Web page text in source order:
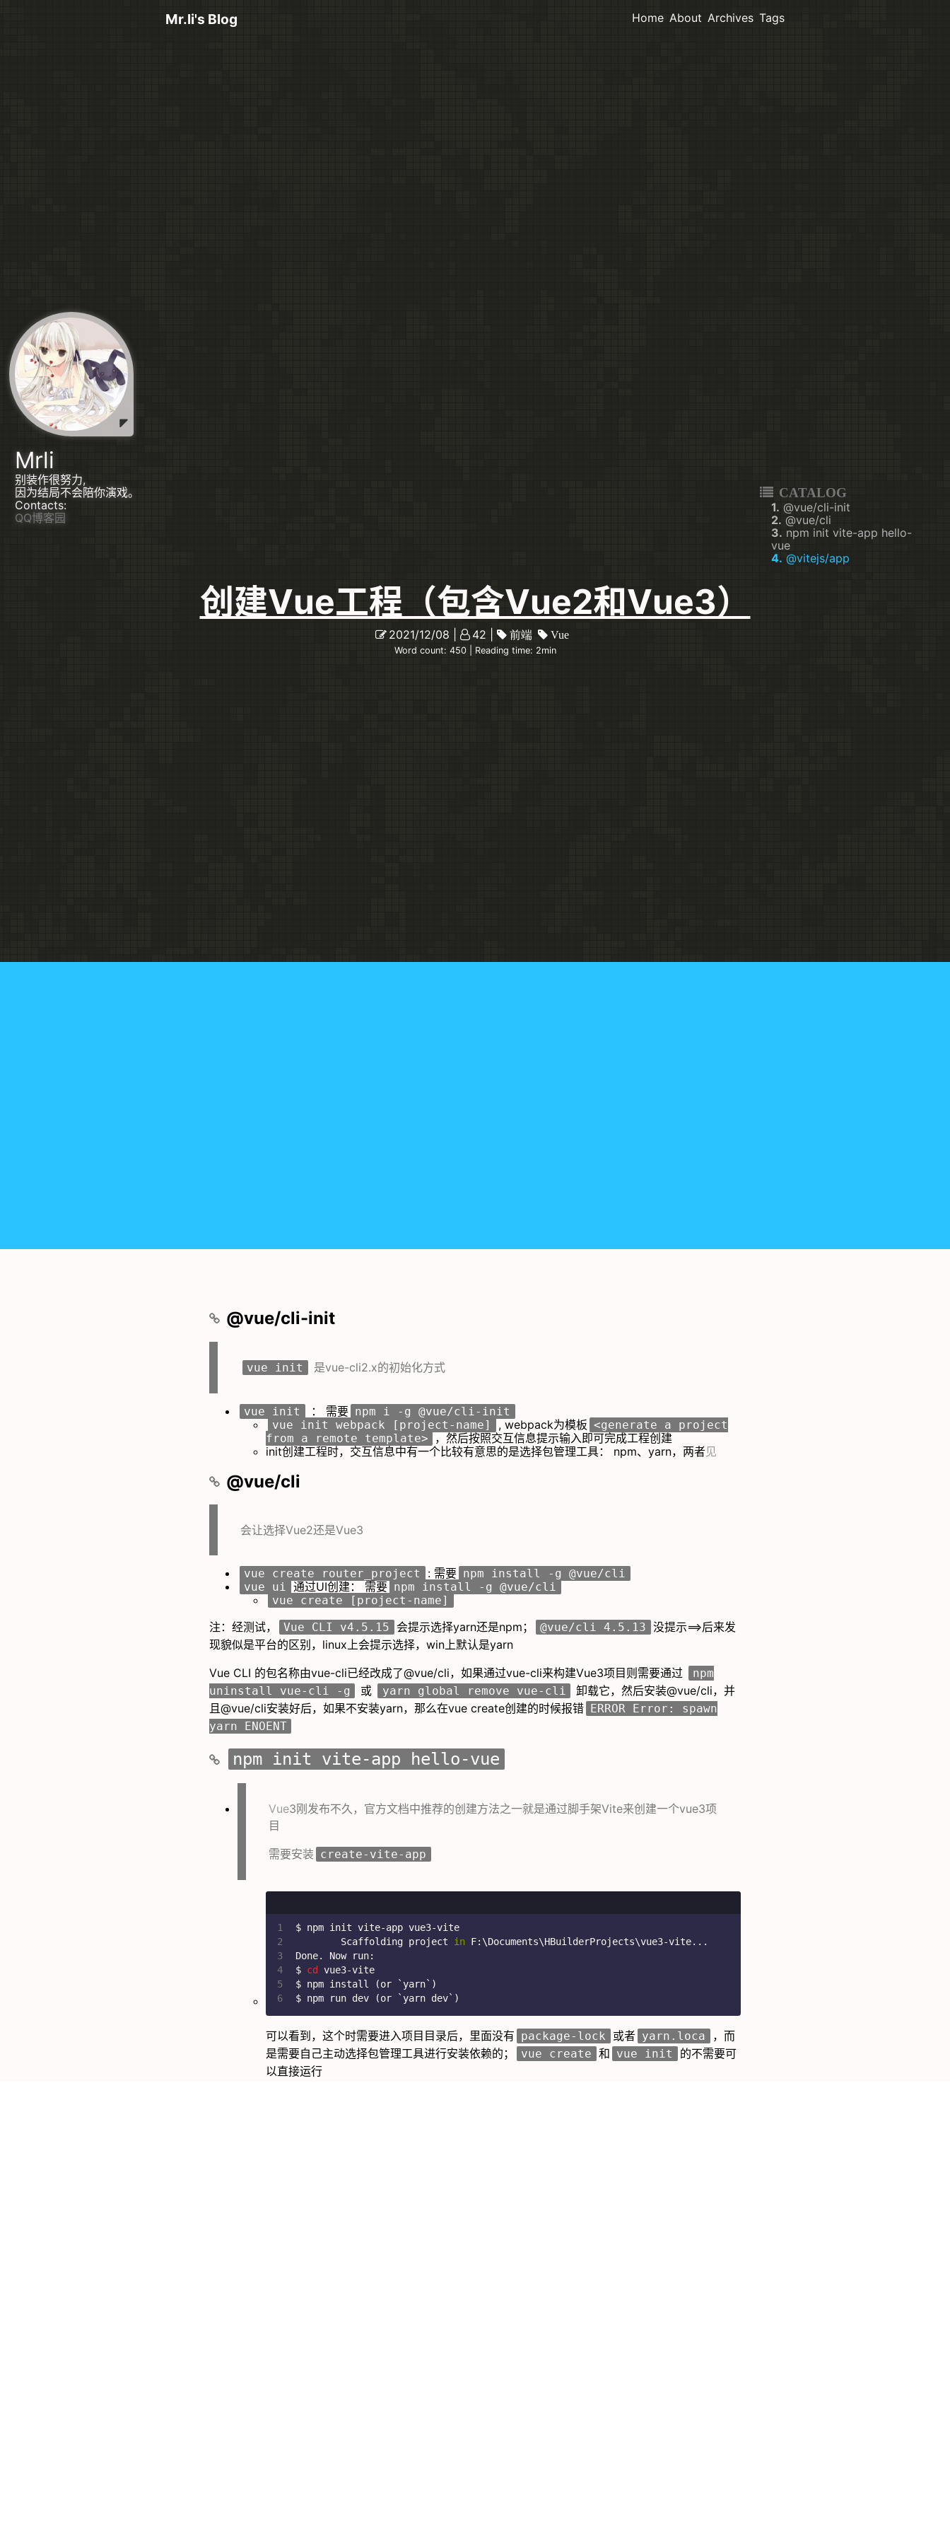
Mrli
别装作很努力,
因为结局不会陪你演戏。
Contacts:
QQ博客园
Mr.li's Blog Home About Archives Tags
创建Vue工程（包含Vue2和Vue3）
2021/12/08 42 前端 Vue
Word count: 450| Reading time: 2min
@vue/cli-init
vue init 是vue-cli2.x的初始化方式
vue init ： 需要 npm i -g @vue/cli-init
vue init webpack [project-name]
, webpack为模板 <generate a project
from a remote template>
，然后按照交互信息提示输入即可完成工程创建
init创建工程时，交互信息中有一个比较有意思的是选择包管理工具： npm、yarn，两者见
@vue/cli
会让选择Vue2还是Vue3
vue create router_project : 需要 npm install -g @vue/cli
vue ui 通过UI创建： 需要 npm install -g @vue/cli
vue create [project-name]
注：经测试， Vue CLI v4.5.15 会提示选择yarn还是npm； @vue/cli 4.5.13 没提示==>后来发
现貌似是平台的区别，linux上会提示选择，win上默认是yarn
Vue CLI 的包名称由vue-cli已经改成了@vue/cli，如果通过vue-cli来构建Vue3项目则需要通过
npm
uninstall vue-cli -g
或 yarn global remove vue-cli
卸载它，然后安装@vue/cli，并
且@vue/cli安装好后，如果不安装yarn，那么在vue create创建的时候报错
ERROR Error: spawn
yarn ENOENT
npm init vite-app hello-vue
Vue3刚发布不久，官方文档中推荐的创建方法之一就是通过脚手架Vite来创建一个vue3项
目
需要安装 create-vite-app
1
2
3
4
5
6
$ npm init vite-app vue3-vite
	Scaffolding project
in F:\Documents\HBuilderProjects\vue3-vite...
Done. Now run:
$ cd
vue3-vite
$ npm install (or `yarn`)
$ npm run dev (or `yarn dev`)
可以看到，这个时需要进入项目目录后，里面没有 package-lock 或者 yarn.loca
，而
是需要自己主动选择包管理工具进行安装依赖的；
vue create 和 vue init
的不需要可
以直接运行
CATALOG
1. @vue/cli-init
2. @vue/cli
3. npm init vite-app hello-
vue
4. @vitejs/app